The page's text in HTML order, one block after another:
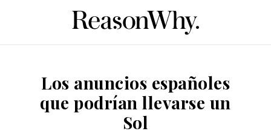
Los anuncios españoles
que podrían llevarse un
Sol